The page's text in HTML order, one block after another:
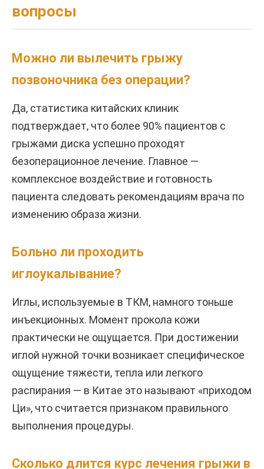
вопросы
Можно ли вылечить грыжу
позвоночника без операции?
Да, статистика китайских клиник
подтверждает, что более 90% пациентов с
грыжами диска успешно проходят
безоперационное лечение. Главное —
комплексное воздействие и готовность
пациента следовать рекомендациям врача по
изменению образа жизни.
Больно ли проходить
иглоукалывание?
Иглы, используемые в ТКМ, намного тоньше
инъекционных. Момент прокола кожи
практически не ощущается. При достижении
иглой нужной точки возникает специфическое
ощущение тяжести, тепла или легкого
распирания — в Китае это называют «приходом
Ци», что считается признаком правильного
выполнения процедуры.
Сколько длится курс лечения грыжи в